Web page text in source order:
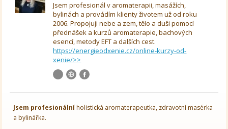
Jsem profesionál v aromaterapii, masážích,
bylinách a provádím klienty životem už od roku
2006. Propojuji nebe a zem, tělo a duši pomocí
přednášek a kurzů aromaterapie, bachových
esencí, metody EFT a dalších cest.
https://energieodxenie.cz/online-kurzy-od-
xenie/>>
Jsem profesionálníholistická aromaterapeutka, zdravotní masérka
a bylinářka.